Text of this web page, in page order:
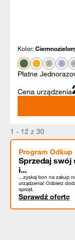
Kolor:
Płatne
Cena urządzenia
1 - 12 z 30
Program Odkup
Sprzedaj swój
i...
...zyskaj bon na zakup
urządzenia! Odbierz
sprzęt.
Sprawdź ofertę